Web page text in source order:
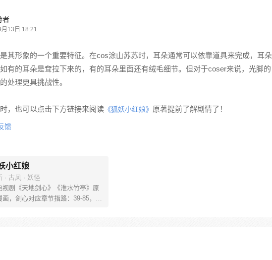
者
13日 18:21
其形象的一个重要特征。在cos涂山苏苏时，耳朵通常可以依靠道具来完成，耳朵
有的耳朵是耷拉下来的，有的耳朵里面还有绒毛细节。但对于coser来说，光脚的
处理更具挑战性。
，也可以点击下方链接来阅读 《狐妖小红娘》 原著提前了解剧情了！
馈
小红娘
· 古风 · 妖怪
视剧《天地剑心》《淮水竹亭》原
画，剑心对应章节指路：39-85，淮